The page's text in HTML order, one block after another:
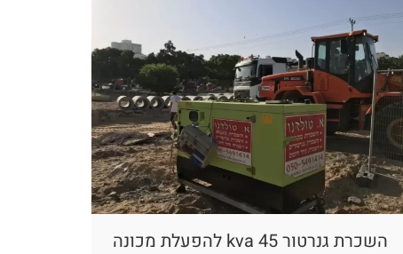
השכרת גנרטור 45 kva להפעלת מכונה